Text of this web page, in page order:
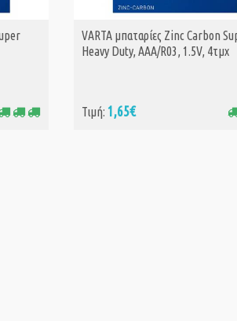
ΑΓΟΡΑ
VARTA μπαταρίες Zinc Carbon
Heavy Duty, AAA/R03, 1.5V, 4τμχ
Τιμή: 1,65€